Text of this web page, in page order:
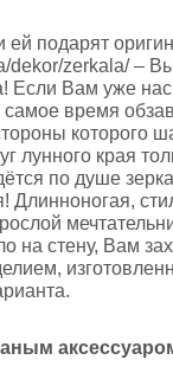
подарят
zerkala/ –
Если Вам уже
время
которого
лунного края
по душе
Длинноногая,
на стену, Вам